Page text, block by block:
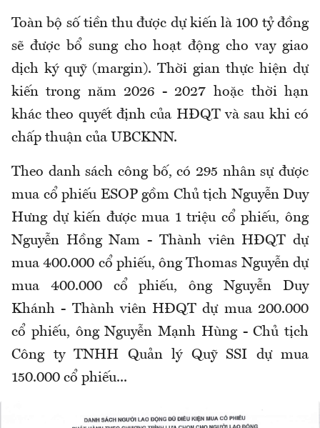
Toàn bộ số tiền thu được dự kiến là 100 tỷ đồng
sẽ được bổ sung cho hoạt động cho vay giao
dịch ký quỹ (margin). Thời gian thực hiện dự
kiến trong năm 2026 - 2027 hoặc thời hạn
khác theo quyết định của HĐQT và sau khi có
chấp thuận của UBCKNN.
Theo danh sách công bố, có 295 nhân sự được
mua cổ phiếu ESOP gồm Chủ tịch Nguyễn Duy
Hưng dự kiến được mua 1 triệu cổ phiếu, ông
Nguyễn Hồng Nam - Thành viên HĐQT dự
mua 400.000 cổ phiếu, ông Thomas Nguyễn dự
mua 400.000 cổ phiếu, ông Nguyễn Duy
Khánh - Thành viên HĐQT dự mua 200.000
cổ phiếu, ông Nguyễn Mạnh Hùng - Chủ tịch
Công ty TNHH Quản lý Quỹ SSI dự mua
150.000 cổ phiếu...